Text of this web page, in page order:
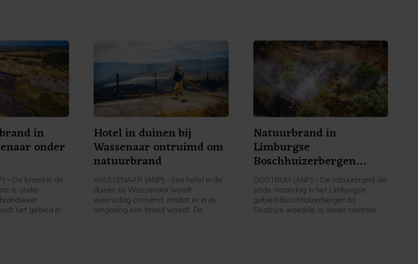
in
onder
- De brand in de
is onder
het gebied in
Hotel in duinen bij
Wassenaar ontruimd om
natuurbrand
WASSENAAR (ANP) - Een hotel in de
duinen bij Wassenaar wordt
woensdag ontruimd, omdat er in de
omgeving een brand woedt. De
Natuurbrand in
Limburgse
Boschhuizerbergen
onder controle
OOSTRUM (ANP) - De natuurbrand die
sinds maandag in het Limburgse
gebied Boschhuizerbergen bij
Oostrum woedde, is onder controle.